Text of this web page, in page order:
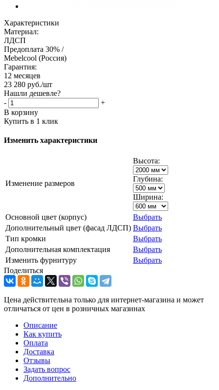
Характеристики
Материал:
ЛДСП
Предоплата 30% /
Mebelcool (Россия)
Гарантия:
12 месяцев
23 280 руб./шт
Нашли дешевле?
-
+
В корзину
Купить в 1 клик
Изменить характеристики
Изменение размеров
Высота:
Глубина:
Ширина:
Основной цвет (корпус)
Выбрать
Дополнительный цвет (фасад ЛДСП) Выбрать
Тип кромки
Выбрать
Дополнительная комплектация
Выбрать
Изменить фурнитуру
Выбрать
Поделиться
Цена действительна только для интернет-магазина и может
отличаться от цен в розничных магазинах
Описание
Как купить
Оплата
Доставка
Отзывы
Задать вопрос
Дополнительно